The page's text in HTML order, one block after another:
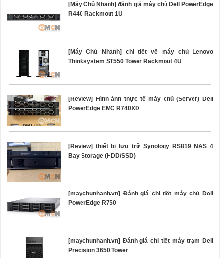
[Máy Chủ Nhanh] đánh giá máy chủ Dell PowerEdge
R440 Rackmout 1U
[Máy Chủ Nhanh] chi tiết về máy chủ Lenovo
Thinksystem ST550 Tower Rackmout 4U
[Review] Hình ảnh thực tế máy chủ (Server) Dell
PowerEdge EMC R740XD
[Review] thiết bị lưu trữ Synology RS819 NAS 4
Bay Storage (HDD/SSD)
[maychunhanh.vn] Đánh giá chi tiết máy chủ Dell
PowerEdge R750
[maychunhanh.vn] Đánh giá chi tiết máy trạm Dell
Precision 3650 Tower